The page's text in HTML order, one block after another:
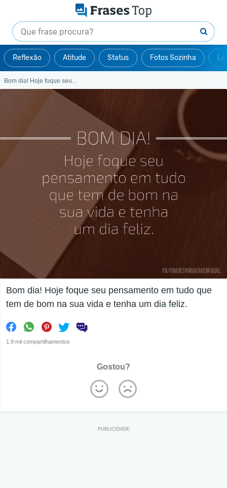
Reflexão Atitude Status Fotos Sozinha
Bom dia! Hoje foque seu...
Bom dia! Hoje foque seu pensamento em tudo que
tem de bom na sua vida e tenha um dia feliz.
1.9 mil compartilhamentos
Gostou?